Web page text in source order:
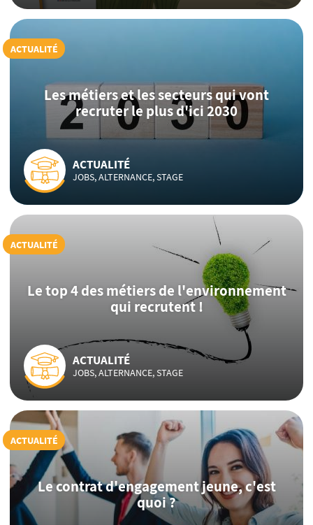
ACTUALITÉ
Les métiers et les secteurs qui vont
recruter le plus d'ici 2030
ACTUALITÉ
JOBS, ALTERNANCE, STAGE
ACTUALITÉ
Le top 4 des métiers de l'environnement
qui recrutent !
ACTUALITÉ
JOBS, ALTERNANCE, STAGE
ACTUALITÉ
Le contrat d'engagement jeune, c'est
quoi ?